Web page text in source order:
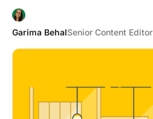
Garima BehalSenior Content Editor